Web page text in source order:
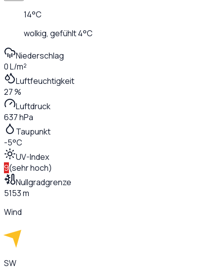
14°C
wolkig, gefühlt4°C
Niederschlag
0 L/m²
Luftfeuchtigkeit
27 %
Luftdruck
637 hPa
Taupunkt
-5°C
UV-Index
9(sehr hoch)
Nullgradgrenze
5153 m
Wind
SW